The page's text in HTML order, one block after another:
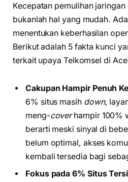
Kecepatan pemulihan
bukanlah hal yang mudah.
menentukan keberhasilan
Berikut adalah 5 fakta kunci
terkait upaya Telkomsel di
Cakupan Hampir Penuh
6% situs masih down,
meng-coverhampir 100%
berarti meski sinyal di
belum optimal, akses
kembali tersedia bagi
Fokus pada 6% Situs